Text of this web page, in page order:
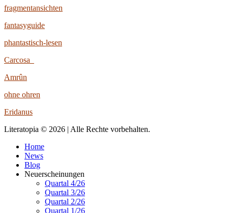
fragmentansichten
fantasyguide
phantastisch-lesen
Carcosa
Amrûn
ohne ohren
Eridanus
Literatopia © 2026 | Alle Rechte vorbehalten.
Home
News
Blog
Neuerscheinungen
Quartal 4/26
Quartal 3/26
Quartal 2/26
Quartal 1/26